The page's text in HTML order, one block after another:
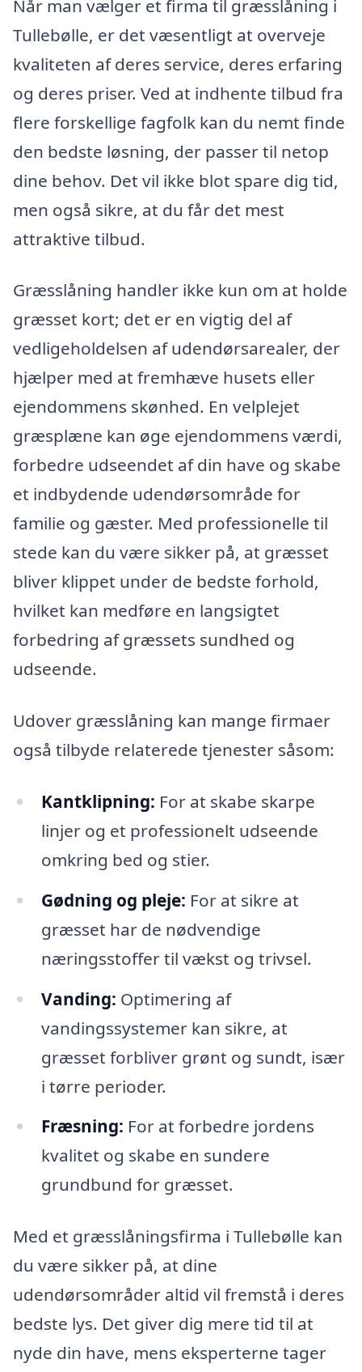
Når man vælger et firma til græsslåning i
Tullebølle, er det væsentligt at overveje
kvaliteten af deres service, deres erfaring
og deres priser. Ved at indhente tilbud fra
flere forskellige fagfolk kan du nemt finde
den bedste løsning, der passer til netop
dine behov. Det vil ikke blot spare dig tid,
men også sikre, at du får det mest
attraktive tilbud.
Græsslåning handler ikke kun om at holde
græsset kort; det er en vigtig del af
vedligeholdelsen af udendørsarealer, der
hjælper med at fremhæve husets eller
ejendommens skønhed. En velplejet
græsplæne kan øge ejendommens værdi,
forbedre udseendet af din have og skabe
et indbydende udendørsområde for
familie og gæster. Med professionelle til
stede kan du være sikker på, at græsset
bliver klippet under de bedste forhold,
hvilket kan medføre en langsigtet
forbedring af græssets sundhed og
udseende.
Udover græsslåning kan mange firmaer
også tilbyde relaterede tjenester såsom:
Kantklipning: For at skabe skarpe
linjer og et professionelt udseende
omkring bed og stier.
Gødning og pleje: For at sikre at
græsset har de nødvendige
næringsstoffer til vækst og trivsel.
Vanding: Optimering af
vandingssystemer kan sikre, at
græsset forbliver grønt og sundt, især
i tørre perioder.
Fræsning: For at forbedre jordens
kvalitet og skabe en sundere
grundbund for græsset.
Med et græsslåningsfirma i Tullebølle kan
du være sikker på, at dine
udendørsområder altid vil fremstå i deres
bedste lys. Det giver dig mere tid til at
nyde din have, mens eksperterne tager